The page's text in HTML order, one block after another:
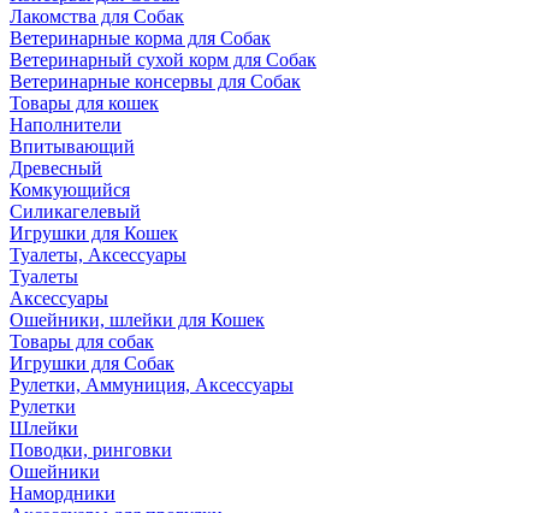
Лакомства для Собак
Ветеринарные корма для Собак
Ветеринарный сухой корм для Собак
Ветеринарные консервы для Собак
Товары для кошек
Наполнители
Впитывающий
Древесный
Комкующийся
Силикагелевый
Игрушки для Кошек
Туалеты, Аксессуары
Туалеты
Аксессуары
Ошейники, шлейки для Кошек
Товары для собак
Игрушки для Собак
Рулетки, Аммуниция, Аксессуары
Рулетки
Шлейки
Поводки, ринговки
Ошейники
Намордники